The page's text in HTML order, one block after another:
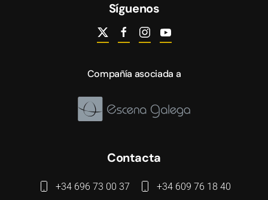
Síguenos
Compañía asociada a
Contacta
+34 696 73 00 37
+34 609 76 18 40